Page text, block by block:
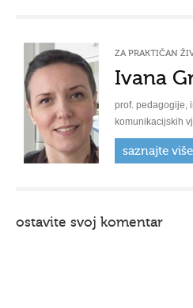
ZA PRAKTIČAN
Ivana
prof. pedagogije,
komunikacijskih
saznajte više
ostavite svoj komentar